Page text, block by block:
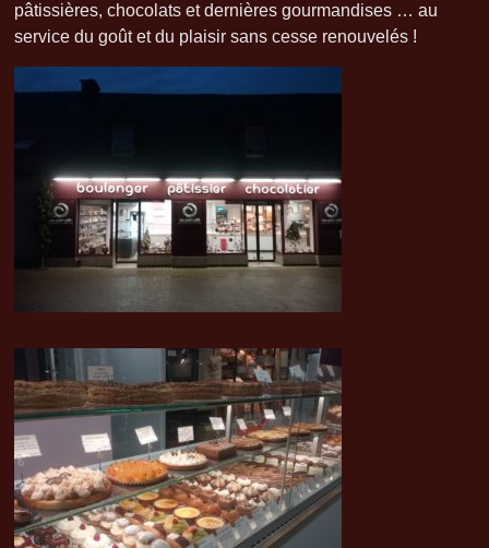
pâtissières, chocolats et dernières gourmandises … au
service du goût et du plaisir sans cesse renouvelés !